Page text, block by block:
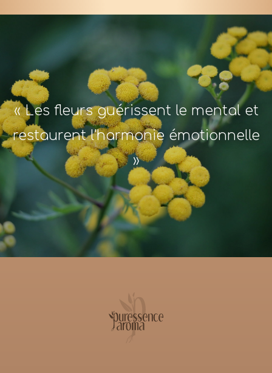
« Les fleurs guérissent le mental et
restaurent l'harmonie émotionnelle
»